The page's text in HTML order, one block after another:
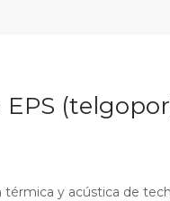
térmica y acústica de